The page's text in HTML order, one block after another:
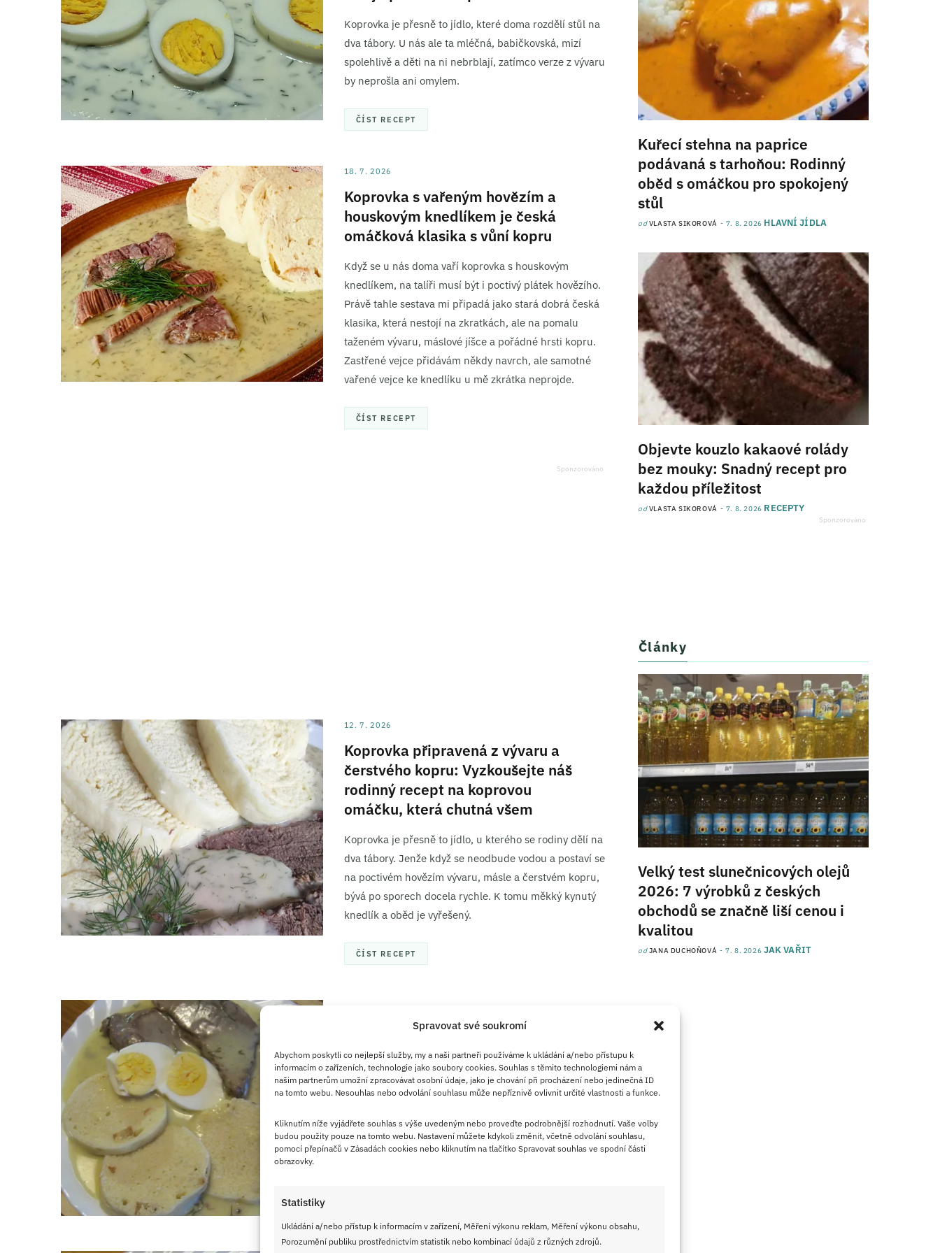
Spravovat své soukromí
Abychom poskytli co nejlepší služby, my a naši partneři používáme k ukládání a/nebo přístupu k
informacím o zařízeních, technologie jako soubory cookies. Souhlas s těmito technologiemi nám a
našim partnerům umožní zpracovávat osobní údaje, jako je chování při procházení nebo jedinečná ID
na tomto webu. Nesouhlas nebo odvolání souhlasu může nepříznivě ovlivnit určité vlastnosti a funkce.
Kliknutím níže vyjádřete souhlas s výše uvedeným nebo proveďte podrobnější rozhodnutí. Vaše volby
budou použity pouze na tomto webu. Nastavení můžete kdykoli změnit, včetně odvolání souhlasu,
pomocí přepínačů v Zásadách cookies nebo kliknutím na tlačítko Spravovat souhlas ve spodní části
obrazovky.
Statistiky
Ukládání a/nebo přístup k informacím v zařízení, Měření výkonu reklam, Měření výkonu obsahu,
Porozumění publiku prostřednictvím statistik nebo kombinací údajů z různých zdrojů.
Koprovka je přesně to jídlo, které doma rozdělí stůl na
dva tábory. U nás ale ta mléčná, babičkovská, mizí
spolehlivě a děti na ni nebrblají, zatímco verze z vývaru
by neprošla ani omylem.
ČÍST RECEPT
18. 7. 2026
Koprovka s vařeným hovězím a
houskovým knedlíkem je česká
omáčková klasika s vůní kopru
Když se u nás doma vaří koprovka s houskovým
knedlíkem, na talíři musí být i poctivý plátek hovězího.
Právě tahle sestava mi připadá jako stará dobrá česká
klasika, která nestojí na zkratkách, ale na pomalu
taženém vývaru, máslové jíšce a pořádné hrsti kopru.
Zastřené vejce přidávám někdy navrch, ale samotné
vařené vejce ke knedlíku u mě zkrátka neprojde.
ČÍST RECEPT
12. 7. 2026
Koprovka připravená z vývaru a
čerstvého kopru: Vyzkoušejte náš
rodinný recept na koprovou
omáčku, která chutná všem
Koprovka je přesně to jídlo, u kterého se rodiny dělí na
dva tábory. Jenže když se neodbude vodou a postaví se
na poctivém hovězím vývaru, másle a čerstvém kopru,
bývá po sporech docela rychle. K tomu měkký kynutý
knedlík a oběd je vyřešený.
ČÍST RECEPT
Prvorepubliková koprová omáčka
podle receptu pana Šroubka:
Chutná stejně poctivě jako v roce
1926
Tradiční koprovka může chutnat úplně jinak, než si ji
pamatujete. Stačí vsadit na poctivé suroviny a
Kuřecí stehna na paprice
podávaná s tarhoňou: Rodinný
oběd s omáčkou pro spokojený
stůl
odVLASTA SIKOROVÁ 7. 8. 2026 HLAVNÍ JÍDLA
Objevte kouzlo kakaové rolády
bez mouky: Snadný recept pro
každou příležitost
odVLASTA SIKOROVÁ 7. 8. 2026 RECEPTY
Články
Velký test slunečnicových olejů
2026: 7 výrobků z českých
obchodů se značně liší cenou i
kvalitou
odJANA DUCHOŇOVÁ 7. 8. 2026 JAK VAŘIT